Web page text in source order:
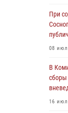
В
30
При
08
В
сборы
16